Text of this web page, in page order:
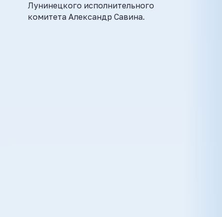
Лунинецкого исполнительного
комитета Александр Савина.